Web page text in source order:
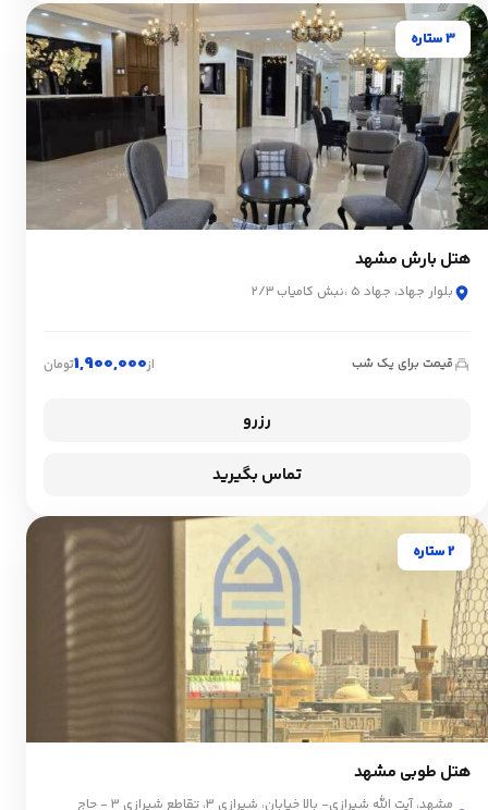
3 ستاره
هتل بارش مشهد
بلوار جهاد، جهاد ۵ ،نبش کامیاب ۲/۳
قیمت برای یک شب از1,900,000تومان
رزرو
تماس بگیرید
2 ستاره
هتل طوبی مشهد
مشهد، آیت الله شیرازی- بالا خیابان، شیرازی 3، تقاطع شیرازی 3 - حاج